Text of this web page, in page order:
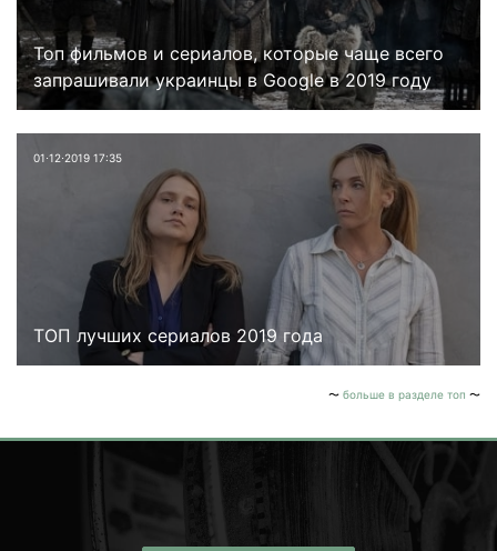
Топ фильмов и сериалов, которые чаще всего
запрашивали украинцы в Google в 2019 году
01⋅12⋅2019 17:35
ТОП лучших сериалов 2019 года
больше в разделе топ